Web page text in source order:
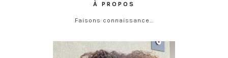
À PROPOS
Faisons connaissance…